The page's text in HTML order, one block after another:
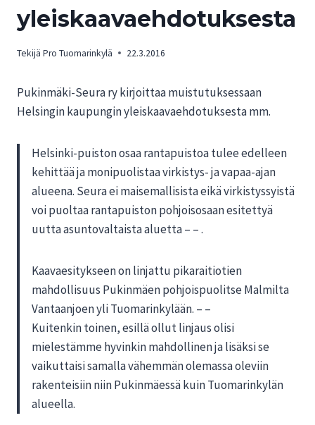
yleiskaavaehdotuksesta
Tekijä Pro Tuomarinkylä 22.3.2016
Pukinmäki-Seura ry kirjoittaa muistutuksessaan
Helsingin kaupungin yleiskaavaehdotuksesta mm.
Helsinki-puiston osaa rantapuistoa tulee edelleen
kehittää ja monipuolistaa virkistys- ja vapaa-ajan
alueena. Seura ei maisemallisista eikä virkistyssyistä
voi puoltaa rantapuiston pohjoisosaan esitettyä
uutta asuntovaltaista aluetta – – .
Kaavaesitykseen on linjattu pikaraitiotien
mahdollisuus Pukinmäen pohjoispuolitse Malmilta
Vantaanjoen yli Tuomarinkylään. – –
Kuitenkin toinen, esillä ollut linjaus olisi
mielestämme hyvinkin mahdollinen ja lisäksi se
vaikuttaisi samalla vähemmän olemassa oleviin
rakenteisiin niin Pukinmäessä kuin Tuomarinkylän
alueella.